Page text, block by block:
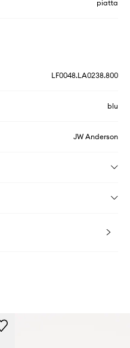
piatta
LF0048.LA0238.800
blu
JW Anderson